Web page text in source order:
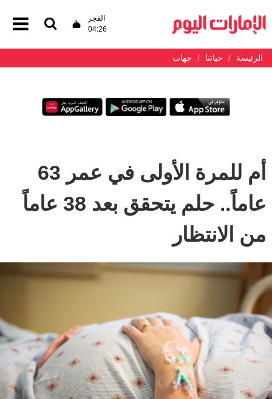
الفجر
04:26
الرئيسة حياتنا جهات
أم للمرة الأولى في عمر 63
عاماً.. حلم يتحقق بعد 38 عاماً
من الانتظار